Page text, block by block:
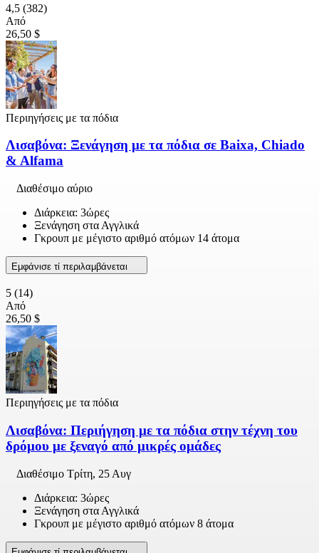
4,5 (382)
Από
26,50 $
Περιηγήσεις με τα πόδια
Λισαβόνα: Ξενάγηση με τα πόδια σε Baixa, Chiado
& Alfama
Διαθέσιμο αύριο
Διάρκεια: 3ώρες
Ξενάγηση στα Αγγλικά
Γκρουπ με μέγιστο αριθμό ατόμων 14 άτομα
Εμφάνισε τί περιλαμβάνεται
5 (14)
Από
26,50 $
Περιηγήσεις με τα πόδια
Λισαβόνα: Περιήγηση με τα πόδια στην τέχνη του
δρόμου με ξεναγό από μικρές ομάδες
Διαθέσιμο Τρίτη, 25 Αυγ
Διάρκεια: 3ώρες
Ξενάγηση στα Αγγλικά
Γκρουπ με μέγιστο αριθμό ατόμων 8 άτομα